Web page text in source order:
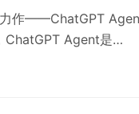
作——ChatGPT
ChatGPT Agent是…